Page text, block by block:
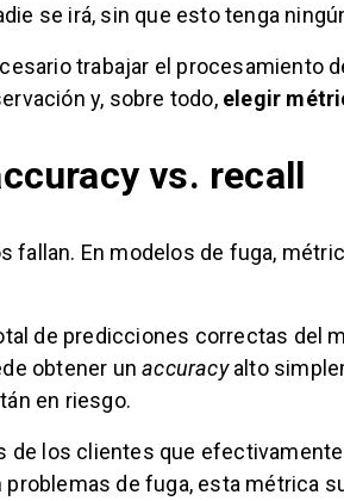
se irá, sin que esto tenga
trabajar el procesamiento
y, sobre todo, elegir
vs. recall
fallan. En modelos de fuga,
de predicciones correctas del
obtener unaccuracyalto
en riesgo.
de los clientes que
de fuga, esta métrica